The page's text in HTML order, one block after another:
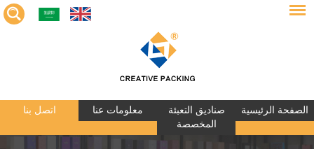
الصفحة الرئيسية
صناديق التعبئة
المخصصة
معلومات عنا اتصل بنا